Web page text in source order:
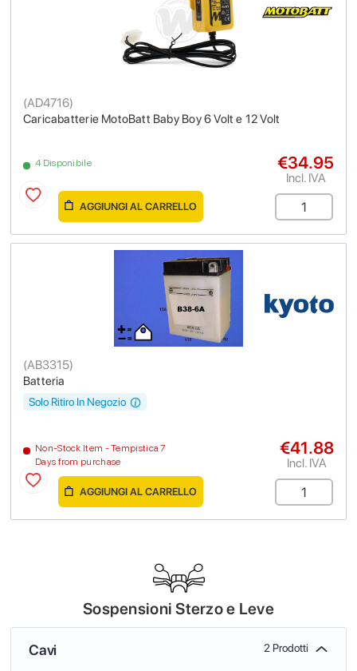
Caricabatterie MotoBatt Baby Boy 6 Volt e 12 Volt
(AD4716)
4 Disponibile €34.95
Incl. IVA
AGGIUNGI AL CARRELLO
Batteria
(AB3315)
Non-Stock Item - Tempistica 7
Days from purchase
Solo Ritiro In Negozio
€41.88
Incl. IVA
AGGIUNGI AL CARRELLO
Sospensioni Sterzo e Leve
Cavi 2 Prodotti